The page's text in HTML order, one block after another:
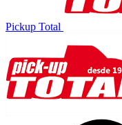
Pickup Total